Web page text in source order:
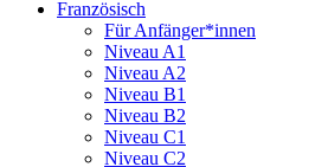
Französisch
Für Anfänger*innen
Niveau A1
Niveau A2
Niveau B1
Niveau B2
Niveau C1
Niveau C2